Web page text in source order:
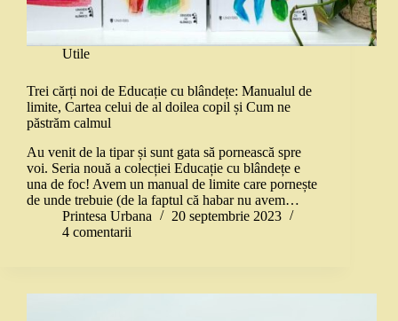
Utile
Trei cărți noi de Educație cu blândețe: Manualul de
limite, Cartea celui de al doilea copil și Cum ne
păstrăm calmul
Au venit de la tipar și sunt gata să pornească spre
voi. Seria nouă a colecției Educație cu blândețe e
una de foc! Avem un manual de limite care pornește
de unde trebuie (de la faptul că habar nu avem…
Printesa Urbana
20 septembrie 2023
4 comentarii